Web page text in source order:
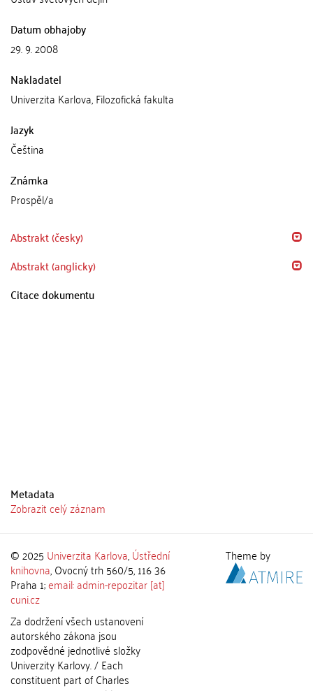
Datum obhajoby
29. 9. 2008
Nakladatel
Univerzita Karlova, Filozofická fakulta
Jazyk
Čeština
Známka
Prospěl/a
Abstrakt (česky)
Abstrakt (anglicky)
Citace dokumentu
Metadata
Zobrazit celý záznam
© 2025 Univerzita Karlova,Ústřední
knihovna, Ovocný trh 560/5, 116 36
Praha 1;email: admin-repozitar [at]
cuni.cz
Za dodržení všech ustanovení
autorského zákona jsou
zodpovědné jednotlivé složky
Univerzity Karlovy. / Each
constituent part of Charles
Theme by